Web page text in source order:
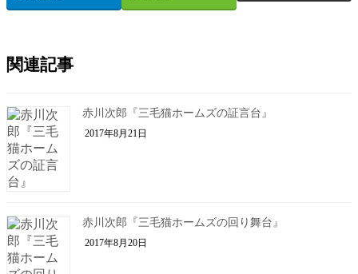
関連記事
赤川次郎『三毛猫ホームズの証言台』
2017年8月21日
赤川次郎『三毛猫ホームズの回り舞台』
2017年8月20日